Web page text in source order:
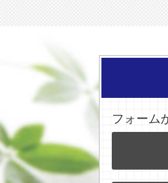
フォーム